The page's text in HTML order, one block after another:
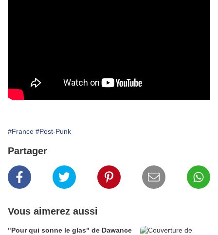
#France #Post-Punk
Partager
Vous aimerez aussi
"Pour qui sonne le glas" de Dawance